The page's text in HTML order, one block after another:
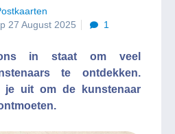
27 August 2025
1
in staat om veel
te ontdekken.
je uit om de kunstenaar